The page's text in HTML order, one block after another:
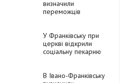
визначили
переможців
У Франківську при
церкві відкрили
соціальну пекарню
В Івано-Франківську